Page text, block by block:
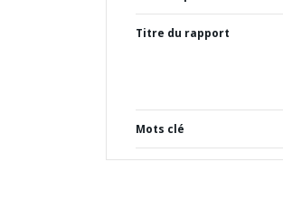
Titre du rapport
Mots clé